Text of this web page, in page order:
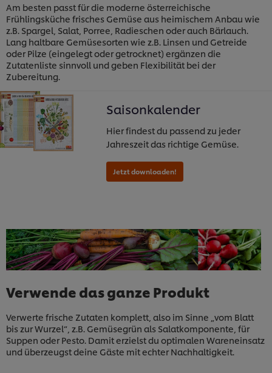
Am besten passt für die moderne österreichische
Frühlingsküche frisches Gemüse aus heimischem Anbau wie
z.B. Spargel, Salat, Porree, Radieschen oder auch Bärlauch.
Lang haltbare Gemüsesorten wie z.B. Linsen und Getreide
oder Pilze (eingelegt oder getrocknet) ergänzen die
Zutatenliste sinnvoll und geben Flexibilität bei der
Zubereitung.
Saisonkalender
Hier findest du passend zu jeder
Jahreszeit das richtige Gemüse.
Verwende das ganze Produkt
Verwerte frische Zutaten komplett, also im Sinne „vom Blatt
bis zur Wurzel“, z.B. Gemüsegrün als Salatkomponente, für
Suppen oder Pesto. Damit erzielst du optimalen Wareneinsatz
und überzeugst deine Gäste mit echter Nachhaltigkeit.